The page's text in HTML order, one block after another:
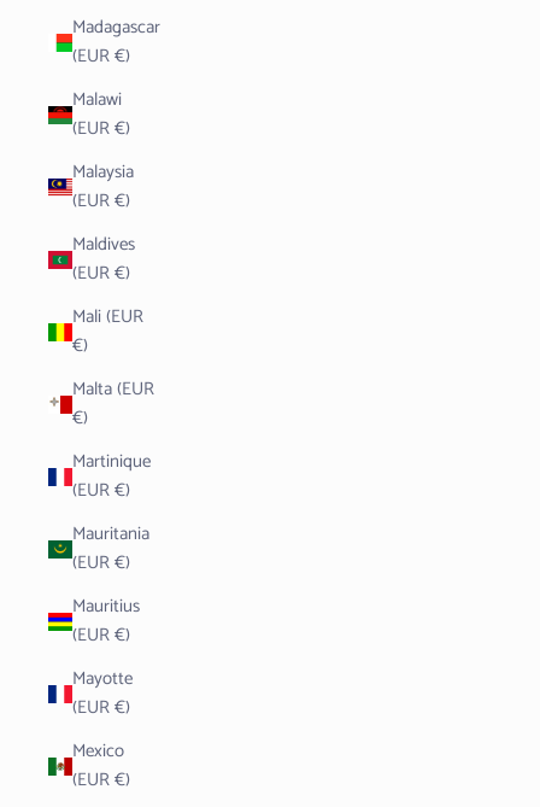
Madagascar
(EUR €)
Malawi
(EUR €)
Malaysia
(EUR €)
Maldives
(EUR €)
Mali (EUR
€)
Malta (EUR
€)
Martinique
(EUR €)
Mauritania
(EUR €)
Mauritius
(EUR €)
Mayotte
(EUR €)
Mexico
(EUR €)